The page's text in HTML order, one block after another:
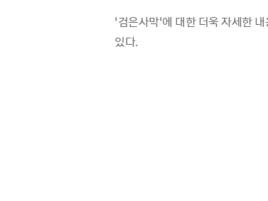
‘검은사막’에 대한 더욱 자세
있다.